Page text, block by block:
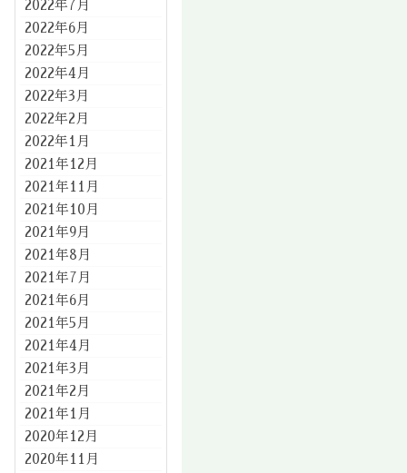
2022年7月
2022年6月
2022年5月
2022年4月
2022年3月
2022年2月
2022年1月
2021年12月
2021年11月
2021年10月
2021年9月
2021年8月
2021年7月
2021年6月
2021年5月
2021年4月
2021年3月
2021年2月
2021年1月
2020年12月
2020年11月